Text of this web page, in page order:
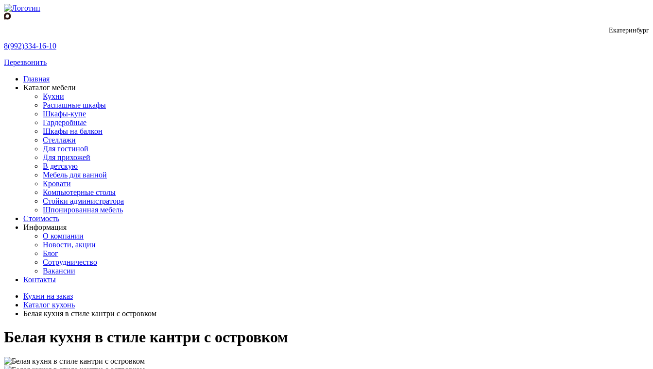
Екатеринбург
8(992)334-16-10
Перезвонить
Главная
Каталог мебели
Кухни
Распашные шкафы
Шкафы-купе
Гардеробные
Шкафы на балкон
Стеллажи
Для гостиной
Для прихожей
В детскую
Мебель для ванной
Кровати
Компьютерные столы
Стойки администратора
Шпонированная мебель
Стоимость
Информация
О компании
Новости, акции
Блог
Сотрудничество
Вакансии
Контакты
Кухни на заказ
Каталог кухонь
Белая кухня в стиле кантри с островком
Белая кухня в стиле кантри с островком